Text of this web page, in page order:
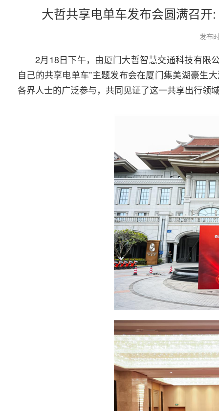
大哲共享电单车发布会圆满召
发布
2月18日下午，由厦门大哲智慧交通科技有限
自己的共享电单车”主题发布会在厦门集美湖豪生
各界人士的广泛参与，共同见证了这一共享出行领